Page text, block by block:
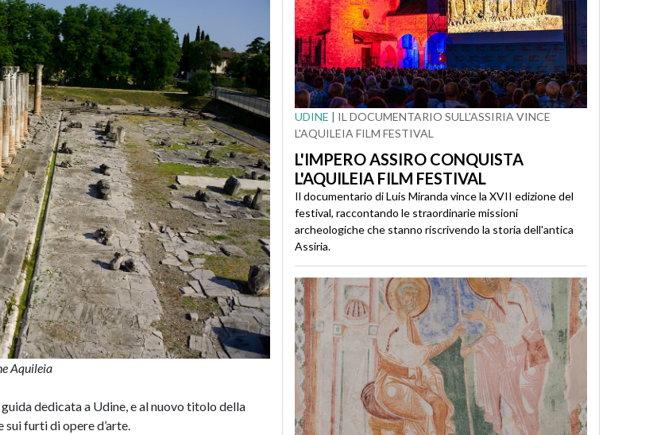
Aquileia
dedicata a Udine, e al nuovo titolo della
furti di opere d’arte.
UDINE | IL DOCUMENTARIO SULL'ASSIRIA VINCE
L'AQUILEIA FILM FESTIVAL
L'IMPERO ASSIRO CONQUISTA
L'AQUILEIA FILM FESTIVAL
Il documentario di Luis Miranda vince la XVII edizione del
festival, raccontando le straordinarie missioni
archeologiche che stanno riscrivendo la storia dell'antica
Assiria.